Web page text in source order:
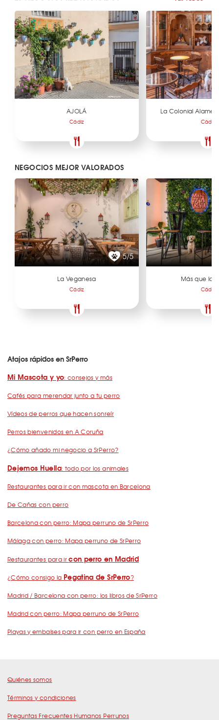
AJOLÁ
Cádiz
La Colonial
Cádiz
NEGOCIOS MEJOR VALORADOS
5/5
La Veganesa
Cádiz
Más que la
Cádiz
Atajos rápidos en SrPerro
Mi Mascota y yo: consejos y más
Cafés para merendar junto a tu perro
Vídeos de perros que hacen sonreír
Perros bienvenidos en A Coruña
¿Cómo añado mi negocio a SrPerro?
Dejemos Huella: todo por los animales
Restaurantes para ir con mascota en Barcelona
De Cañas con perro
Barcelona con perro: Mapa perruno de SrPerro
Málaga con perro: Mapa perruno de SrPerro
Restaurantes para ircon perro en Madrid
¿Cómo consigo la Pegatina de SrPerro?
Madrid / Barcelona con perro: los libros de SrPerro
Madrid con perro: Mapa perruno de SrPerro
Playas y embalses para ir con perro en España
Quiénes somos
Términos y condiciones
Preguntas Frecuentes Humanos Perrunos